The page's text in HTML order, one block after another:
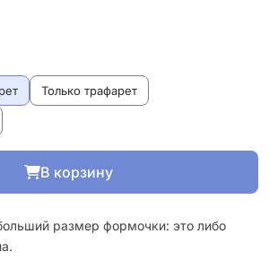
Только трафарет
В корзину
размер формочки: это либо